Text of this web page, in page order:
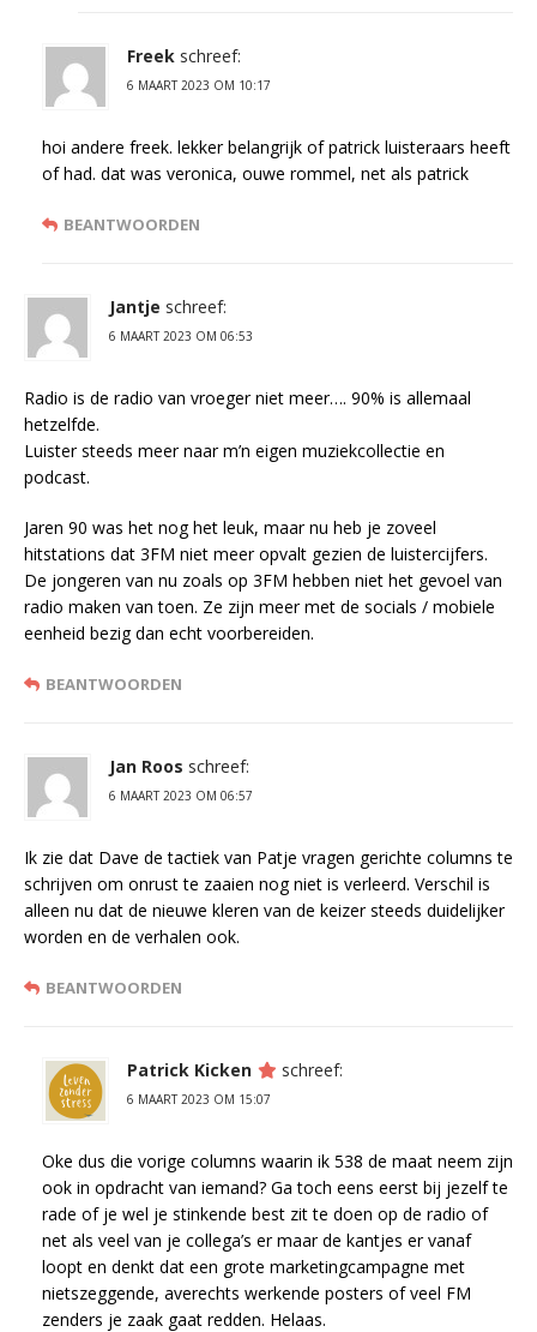
Freek schreef:
6 MAART 2023 OM 10:17
hoi andere freek. lekker belangrijk of patrick luisteraars heeft
of had. dat was veronica, ouwe rommel, net als patrick
BEANTWOORDEN
Jantje schreef:
6 MAART 2023 OM 06:53
Radio is de radio van vroeger niet meer…. 90% is allemaal
hetzelfde.
Luister steeds meer naar m’n eigen muziekcollectie en
podcast.
Jaren 90 was het nog het leuk, maar nu heb je zoveel
hitstations dat 3FM niet meer opvalt gezien de luistercijfers.
De jongeren van nu zoals op 3FM hebben niet het gevoel van
radio maken van toen. Ze zijn meer met de socials / mobiele
eenheid bezig dan echt voorbereiden.
BEANTWOORDEN
Jan Roos schreef:
6 MAART 2023 OM 06:57
Ik zie dat Dave de tactiek van Patje vragen gerichte columns te
schrijven om onrust te zaaien nog niet is verleerd. Verschil is
alleen nu dat de nieuwe kleren van de keizer steeds duidelijker
worden en de verhalen ook.
BEANTWOORDEN
Patrick Kicken schreef:
6 MAART 2023 OM 15:07
Oke dus die vorige columns waarin ik 538 de maat neem zijn
ook in opdracht van iemand? Ga toch eens eerst bij jezelf te
rade of je wel je stinkende best zit te doen op de radio of
net als veel van je collega’s er maar de kantjes er vanaf
loopt en denkt dat een grote marketingcampagne met
nietszeggende, averechts werkende posters of veel FM
zenders je zaak gaat redden. Helaas.